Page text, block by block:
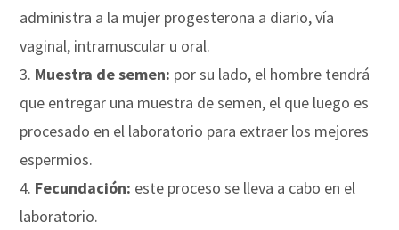
administra a la mujer progesterona a diario, vía
vaginal, intramuscular u oral.
Muestra de semen: por su lado, el hombre tendrá
que entregar una muestra de semen, el que luego es
procesado en el laboratorio para extraer los mejores
espermios.
Fecundación: este proceso se lleva a cabo en el
laboratorio.